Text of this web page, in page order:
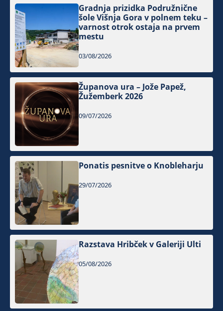
Gradnja prizidka Podružnične
šole Višnja Gora v polnem teku –
varnost otrok ostaja na prvem
mestu
03/08/2026
Županova ura – Jože Papež,
Žužemberk 2026
09/07/2026
Ponatis pesnitve o Knobleharju
29/07/2026
Razstava Hribček v Galeriji Ulti
05/08/2026